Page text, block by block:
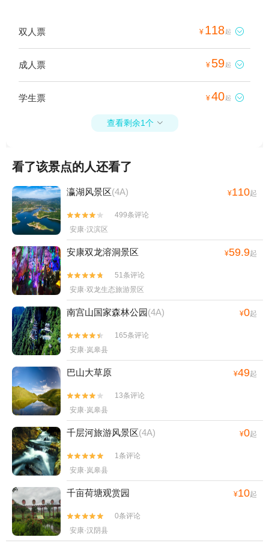
双人票 ¥ 118起 
成人票 ¥ 59起 
学生票 ¥40起 
查看剩余1个 
看了该景点的人还看了
瀛湖风景区(4A) ¥110起


499条评论
安康·汉滨区
安康双龙溶洞景区 ¥59.9起


51条评论
安康·双龙生态旅游景区
南宫山国家森林公园(4A) ¥0起


165条评论
安康·岚皋县
巴山大草原 ¥49起


13条评论
安康·岚皋县
千层河旅游风景区(4A) ¥0起


1条评论
安康·岚皋县
千亩荷塘观赏园 ¥10起


0条评论
安康·汉阴县